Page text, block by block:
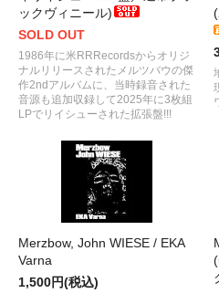
ックヴィニール)
SOLD OUT
1986年に米RRRecordsからオリジ
ナルリリースされたメルツバウの傑
作2ndアルバムに、当時録音された
音源も追加収録して2025年に3枚組
LPでリイシューされた拡張盤!!!
Merzbow, John WIESE / EKA
Varna
1,500円(税込)